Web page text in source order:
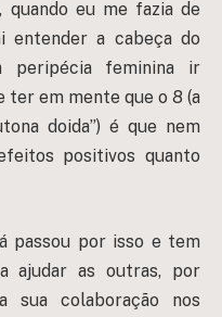
quando eu me fazia de
entender a cabeça do
peripécia feminina ir
ter em mente que o 8 (a
doida”) é que nem
positivos quanto
passou por isso e tem
ajudar as outras, por
colaboração nos